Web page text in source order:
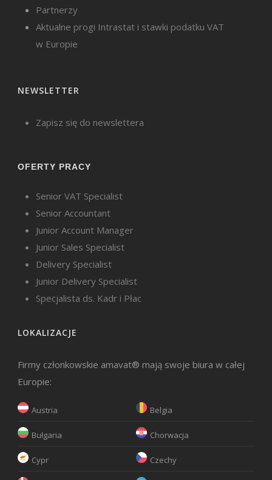
Partnerzy
Aktualne progi Intrastat i stawki podatku VAT
w Europie
NEWSLETTER
Zapisz się do newslettera
OFERTY PRACY
Senior VAT Specialist
Senior Accountant
Junior Account Manager
Junior Sales Specialist
Delivery Specialist
Junior Delivery Specialist
Specjalista ds. Kadr i Płac
LOKALIZACJE
Firmy członkowskie amavat® mają swoje biura w całej
Europie:
Austria Belgia
Bułgaria Chorwacja
Cypr Czechy